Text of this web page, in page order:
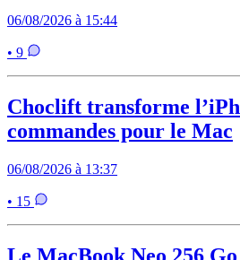
06/08/2026 à 15:44
• 9
Choclift transforme
commandes pour le Mac
06/08/2026 à 13:37
• 15
Le MacBook Neo 256